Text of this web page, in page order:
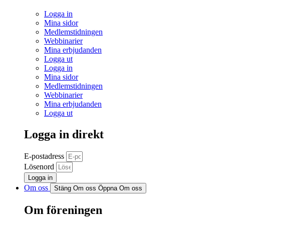
Logga in
Mina sidor
Medlemstidningen
Webbinarier
Mina erbjudanden
Logga ut
Logga in
Mina sidor
Medlemstidningen
Webbinarier
Mina erbjudanden
Logga ut
Logga in direkt
E-postadress
Lösenord
Logga in
Om oss Stäng Om oss Öppna Om oss
Om föreningen